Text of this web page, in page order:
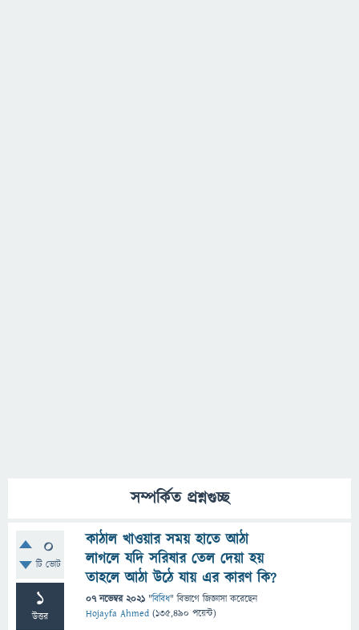
সম্পর্কিত প্রশ্নগুচ্ছ
0
টি ভোট
1
উত্তর
কাঠাল খাওয়ার সময় হাতে আঠা
লাগলে যদি সরিষার তেল দেয়া হয়
তাহলে আঠা উঠে যায় এর কারণ কি?
07 নভেম্বর 2021 "বিবিধ" বিভাগে জিজ্ঞাসাকরেছেন
Hojayfa Ahmed (135,490 পয়েন্ট)